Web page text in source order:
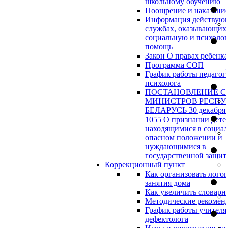
Поощрение и
Информация
службах, оказывающих
социальную и
помощь
Закон О правах
Программа СОП
График работы
психолога
ПОСТАНОВЛЕНИЕ
МИНИСТРОВ
БЕЛАРУСЬ 30
1055 О признании
находящимися в
опасном положении и
нуждающимися в
государственной
Коррекционный пункт
Как организовать
занятия дома
Как увеличить
Методические
График работы
дефектолога